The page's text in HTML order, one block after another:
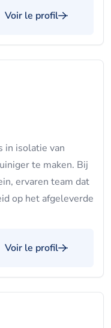
Voir le profil
in isolatie van
te maken. Bij
ervaren team dat
op het afgeleverde
Voir le profil